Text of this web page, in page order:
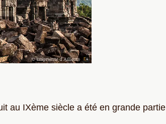
au IXème siècle a été en grande partie